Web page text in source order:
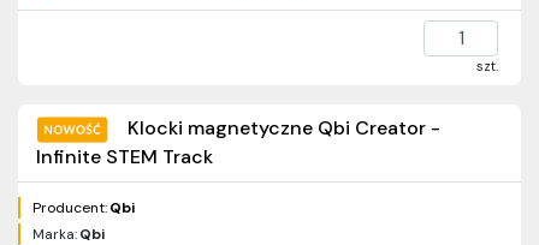
szt.
Klocki magnetyczne Qbi Creator -
Infinite STEM Track
Producent:Qbi
Marka:Qbi